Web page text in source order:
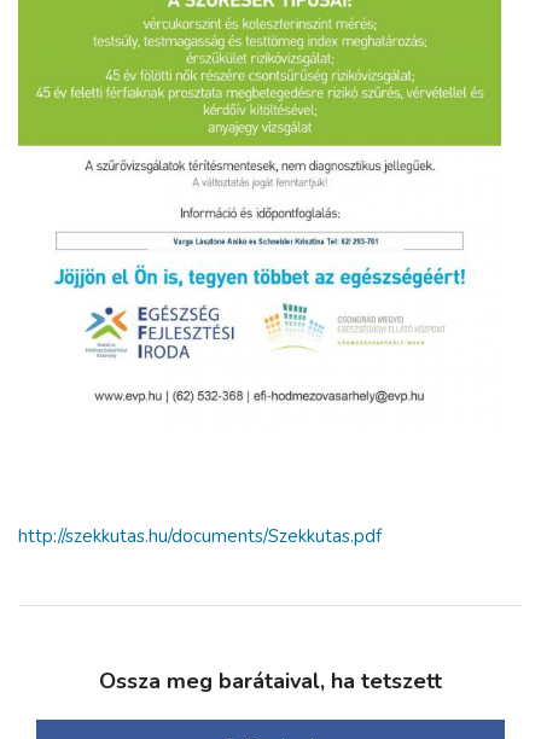
http://szekkutas.hu/documents/Szekkutas.pdf
Ossza meg barátaival, ha tetszett